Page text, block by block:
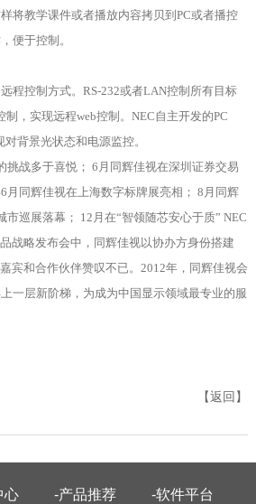
将教学课件或者播放内容拷贝到PC或者播控
便于控制。
程控制方式。RS-232或者LAN控制所有目标
制，实现远程web控制。NEC自主开发的PC
背景光状态和电源监控。
战多于喜悦； 6月同辉佳视在深圳证券交易
月同辉佳视在上海数字标牌展亮相； 8月同辉
市巡展落幕； 12月在“智领随芯安心于质” NEC
战略发布会中，同辉佳视以协办方身份搭建
宾和合作伙伴赞叹不已。2012年，同辉佳视会
一层新阶梯，为成为中国显示领域最专业的服
【返回】
心 -产品推荐 -软件平台